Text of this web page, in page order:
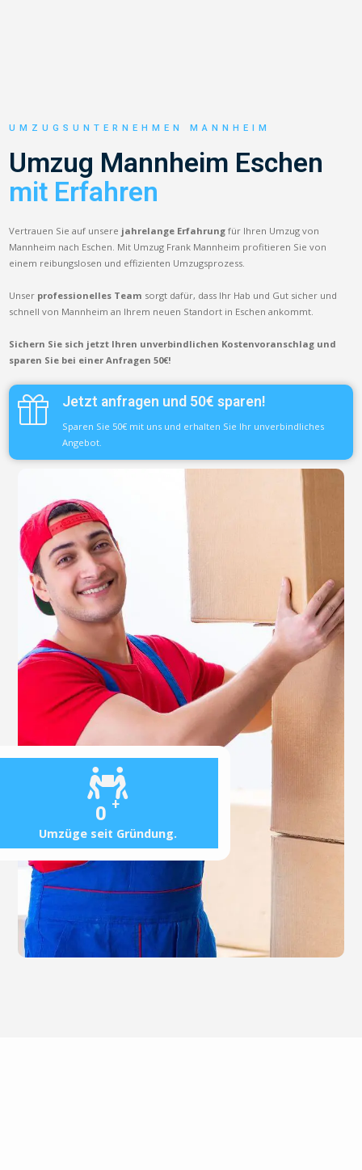
0 +
Umzüge seit Gründung.
UMZUGSUNTERNEHMEN MANNHEIM
Umzug Mannheim Eschen
mit Erfahren
Vertrauen Sie auf unsere jahrelange Erfahrung für Ihren Umzug von
Mannheim nach Eschen. Mit Umzug Frank Mannheim profitieren Sie von
einem reibungslosen und effizienten Umzugsprozess.
Unser professionelles Team sorgt dafür, dass Ihr Hab und Gut sicher und
schnell von Mannheim an Ihrem neuen Standort in Eschen ankommt.
Sichern Sie sich jetzt Ihren unverbindlichen Kostenvoranschlag und
sparen Sie bei einer Anfragen 50€!
Jetzt anfragen und 50€ sparen!
Sparen Sie 50€ mit uns und erhalten Sie Ihr unverbindliches
Angebot.